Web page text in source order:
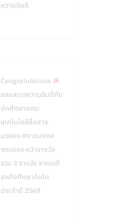
ความยินดี
Congratulations
ขอแสดงความยินดีกับ
นักศึกษาคณะ
เทคโนโลยีสื่อสาร
มวลชน #ราชมงคล
พระนคร คว้ารางวัล
รวม 3 รางวัล จากเวที
สหกิจศึกษาดีเด่น
ประจำปี 2569